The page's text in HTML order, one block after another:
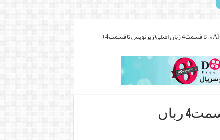
دانلود سریال « Altın Kafes » – تا قسمت4 زبان